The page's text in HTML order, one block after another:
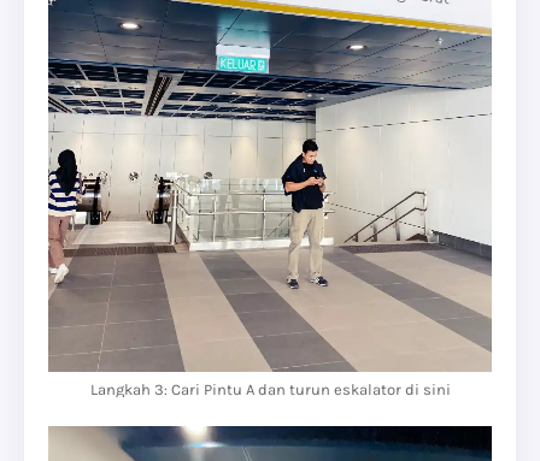
Langkah 3: Cari Pintu A dan turun eskalator di sini